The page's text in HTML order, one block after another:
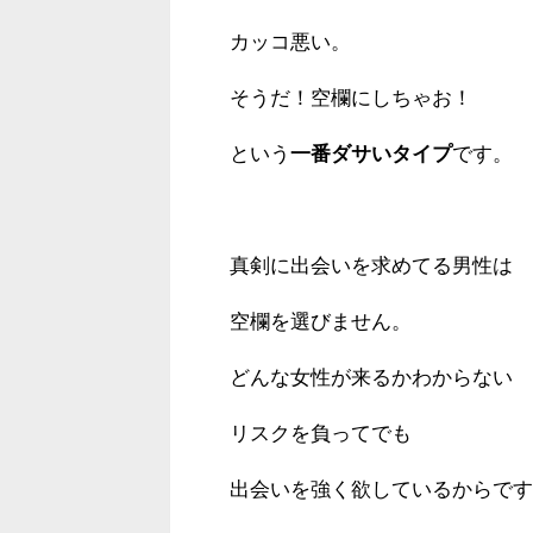
カッコ悪い。
そうだ！空欄にしちゃお！
という 一番ダサいタイプです。
真剣に出会いを求めてる男性は
空欄を選びません。
どんな女性が来るかわからない
リスクを負ってでも
出会いを強く欲しているからで